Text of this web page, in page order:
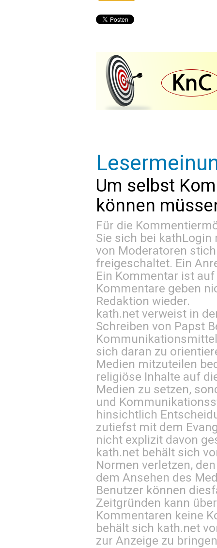
Um selbst
können
Für die
Sie sich bei kathLogin
von Moderatoren
freigeschaltet. Ein
Ein Kommentar ist
Kommentare geben
Redaktion wieder.
kath.net verweist in
Schreiben von Papst
sich daran zu
Medien mitzuteilen
religiöse Inhalte auf
Medien zu setzen,
und
hinsichtlich
zutiefst mit dem
nicht explizit davon
kath.net behält sich
Normen verletzen,
dem Ansehen des
Benutzer können
Zeitgründen kann
Kommentaren keine
behält sich kath.net
zur Anzeige zu